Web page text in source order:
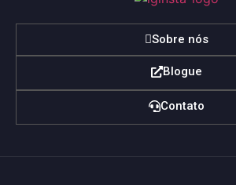
Sobre nós
Blogue
Contato